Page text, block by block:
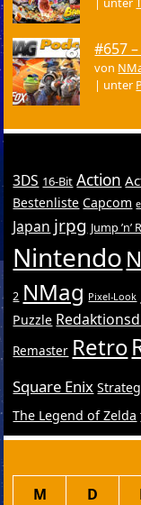
#657
von
| unter
3DS 16-Bit Action
Bestenliste Capcom
Japan jrpg Jump ’n’
Nintendo
2 NMag Pixel-Look
Puzzle
Remaster Retro
Square Enix
The Legend of Zelda
M D